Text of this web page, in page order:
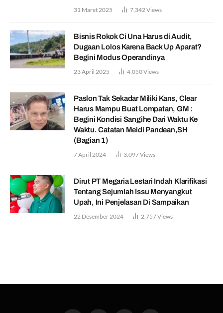
31 Maret 2025 7,342 Views
Bisnis Rokok Ci Una Harus di Audit,
Dugaan Lolos Karena Back Up Aparat?
Begini Modus Operandinya
23 April 2025 4,050Views
Paslon Tak Sekadar Miliki Kans, Clear
Harus Mampu Buat Lompatan, GM :
Begini Kondisi Sangihe Dari Waktu Ke
Waktu. Catatan Meidi Pandean,SH
(Bagian 1)
7 April 2024 3,097Views
Dirut PT Megaria Lestari Indah Klarifikasi
Tentang Sejumlah Issu Menyangkut
Upah, Ini Penjelasan Di Sampaikan
22 Desember 2024 2,757Views